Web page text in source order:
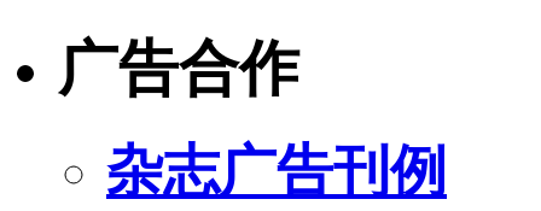
广告合作
杂志广告刊例